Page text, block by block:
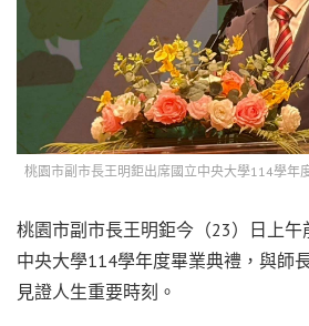
桃園市副市長王明鉅出席國立中央大學114學年
桃園市副市長王明鉅今（23）日上
中央大學114學年度畢業典禮，與師
見證人生重要時刻。